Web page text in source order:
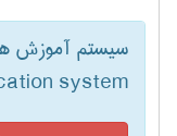
سیستم آموزش
system